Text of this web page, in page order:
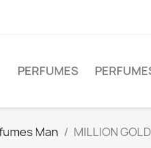
PERFUMES
Man MILLION